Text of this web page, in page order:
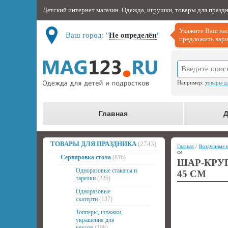
Детский интернет магазин. Одежда, игрушки, товары для
Ваш город: "Не определён"
Укажите Ваш
предложить
Например: товары
Главная
ТОВАРЫ ДЛЯ ПРАЗДНИКА (2743)
Сервировка стола (816)
Одноразовые стаканы и
тарелки (226)
Одноразовые
скатерти (137)
Топперы, шпажки,
украшения для
Главная / Воздушные
см
ШАР-
45 СМ